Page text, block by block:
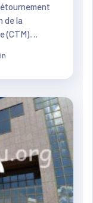
de la